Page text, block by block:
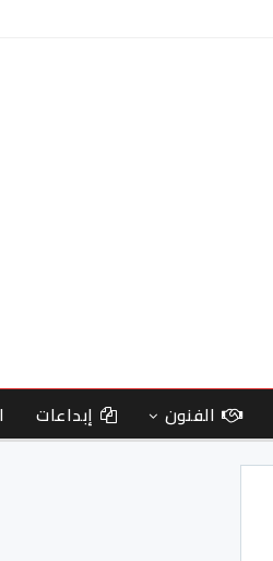
الفنون إبداعات